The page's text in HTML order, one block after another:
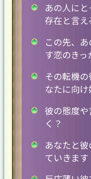
あの人に
存在と言え
この先、
す恋のきっ
その転機
なたに向
彼の態度
く？
あなたと
ていきます